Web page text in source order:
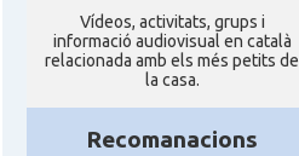
Ví­deos, activitats, grups i
informació audiovisual en català
relacionada amb els més petits de
la casa.
Recomanacions